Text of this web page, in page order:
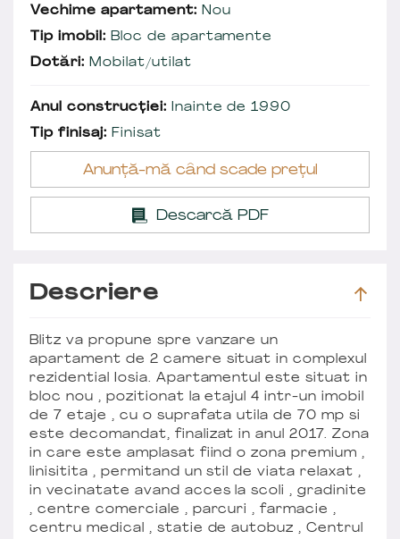
Vechime apartament: Nou
Tip imobil: Bloc de apartamente
Dotări: Mobilat/utilat
Anul construcției: Inainte de 1990
Tip finisaj: Finisat
Anunță-mă când scade prețul
Descarcă PDF
Descriere
Blitz va propune spre vanzare un
apartament de 2 camere situat in complexul
rezidential Iosia. Apartamentul este situat in
bloc nou , pozitionat la etajul 4 intr-un imobil
de 7 etaje , cu o suprafata utila de 70 mp si
este decomandat, finalizat in anul 2017. Zona
in care este amplasat fiind o zona premium ,
linisitita , permitand un stil de viata relaxat ,
in vecinatate avand acces la scoli , gradinite
, centre comerciale , parcuri , farmacie ,
centru medical , statie de autobuz , Centrul